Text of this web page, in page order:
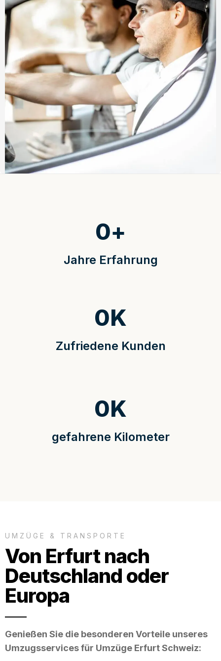
Jahre Erfahrung
0+
Zufriedene Kunden
0K
gefahrene Kilometer
0K
UMZÜGE & TRANSPORTE
Von Erfurt nach
Deutschland oder
Europa
Genießen Sie die besonderen Vorteile unseres
Umzugsservices für Umzüge Erfurt Schweiz: